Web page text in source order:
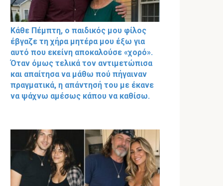
Κάθε Πέμπτη, ο παιδικός μου φίλος
έβγαζε τη χήρα μητέρα μου έξω για
αυτό που εκείνη αποκαλούσε «χορό».
Όταν όμως τελικά τον αντιμετώπισα
και απαίτησα να μάθω πού πήγαιναν
πραγματικά, η απάντησή του με έκανε
να ψάχνω αμέσως κάπου να καθίσω.